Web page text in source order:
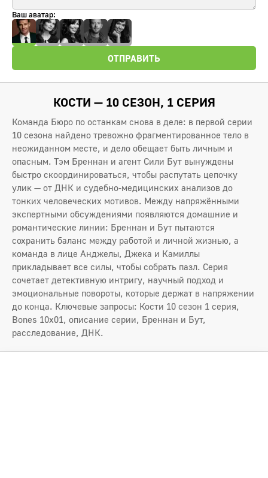
Ваш аватар:
ОТПРАВИТЬ
КОСТИ — 10 СЕЗОН, 1 СЕРИЯ
Команда Бюро по останкам снова в деле: в первой серии
10 сезона найдено тревожно фрагментированное тело в
неожиданном месте, и дело обещает быть личным и
опасным. Тэм Бреннан и агент Сили Бут вынуждены
быстро скоординироваться, чтобы распутать цепочку
улик — от ДНК и судебно-медицинских анализов до
тонких человеческих мотивов. Между напряжёнными
экспертными обсуждениями появляются домашние и
романтические линии: Бреннан и Бут пытаются
сохранить баланс между работой и личной жизнью, а
команда в лице Анджелы, Джека и Камиллы
прикладывает все силы, чтобы собрать пазл. Серия
сочетает детективную интригу, научный подход и
эмоциональные повороты, которые держат в напряжении
до конца. Ключевые запросы: Кости 10 сезон 1 серия,
Bones 10x01, описание серии, Бреннан и Бут,
расследование, ДНК.